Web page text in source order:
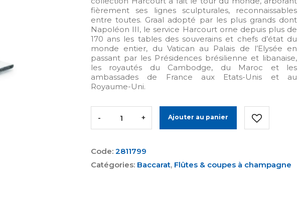
fièrement ses lignes sculpturales, reconnaissables
entre toutes. Graal adopté par les plus grands dont
Napoléon III, le service Harcourt orne depuis plus de
170 ans les tables des souverains et chefs d’état du
monde entier, du Vatican au Palais de l’Elysée en
passant par les Présidences brésilienne et libanaise,
les royautés du Cambodge, du Maroc et les
ambassades de France aux Etats-Unis et au
Royaume-Uni.
- + Ajouter au panier
Code: 2811799
Catégories: Baccarat, Flûtes & coupes à champagne